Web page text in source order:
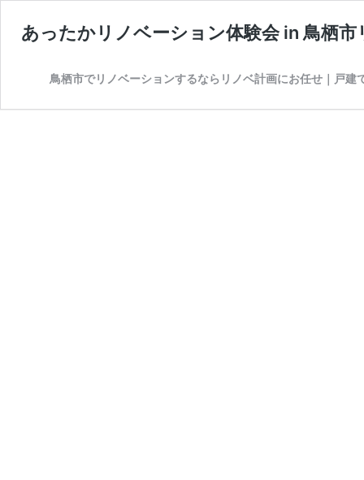
あったかリノベーション体験会 in 鳥栖
鳥栖市でリノベーションするならリノベ計画にお任せ｜戸建